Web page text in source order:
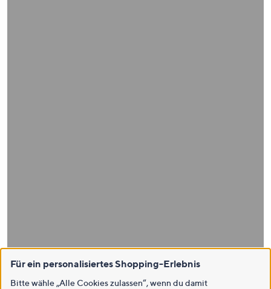
Für ein personalisiertes Shopping-Erlebnis
Bitte wähle „Alle Cookies zulassen“, wenn du damit